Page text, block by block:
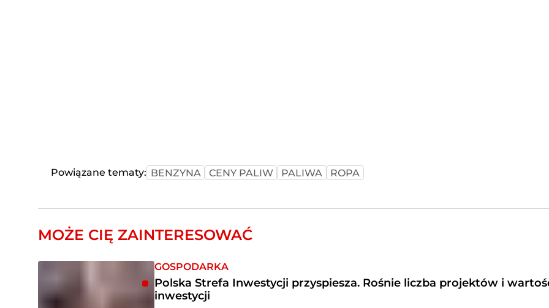
Powiązane tematy: BENZYNA CENY PALIW PALIWA ROPA
MOŻE CIĘ ZAINTERESOWAĆ
GOSPODARKA
Polska Strefa Inwestycji przyspiesza. Rośnie liczba projektów i
inwestycji